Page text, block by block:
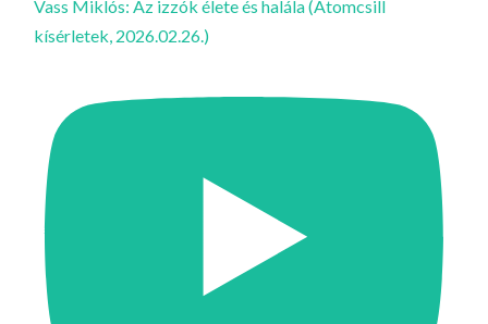
Vass Miklós: Az izzók élete és halála (Atomcsill
kísérletek, 2026.02.26.)